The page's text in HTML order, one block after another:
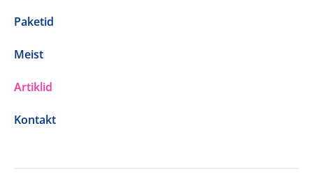
Paketid
Meist
Artiklid
Kontakt